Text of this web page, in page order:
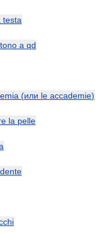
testa
tono a qd
(или le accademie)
la pelle